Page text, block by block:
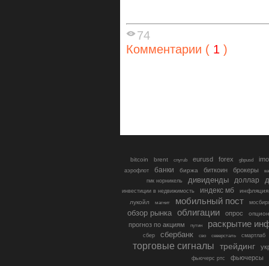
74
Комментарии ( 1 )
bitcoin brent cnyrub eurusd forex gbpusd
аэрофлот банки биржа биткоин брокеры
гмк норникель
дивиденды доллар
инвестиции в недвижимость индекс мб
инфляция
лукойл
магнит мобильный пост
обзор рынка облигации опрос
прогноз по акциям путин раскрытие
сбер сбербанк сво северсталь смартлаб
торговые сигналы трейдинг
фьючерс ртс фьючерсы